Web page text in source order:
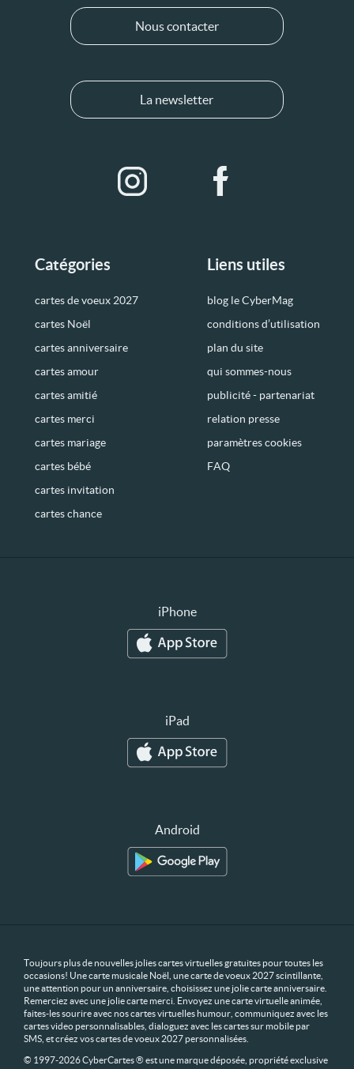
Catégories
cartes de voeux 2027
cartes Noël
cartes anniversaire
cartes amour
cartes amitié
cartes merci
cartes mariage
cartes bébé
cartes invitation
cartes chance
Liens utiles
blog le CyberMag
conditions d’utilisation
plan du site
qui sommes-nous
publicité - partenariat
relation presse
paramètres cookies
FAQ
Nous contacter
La newsletter
iPhone
iPad
Android
Toujours plus de nouvelles jolies cartes virtuelles gratuites pour toutes les
occasions! Une carte musicale Noël, une carte de voeux 2027 scintillante,
une attention pour un anniversaire, choisissez une jolie carte anniversaire.
Remerciez avec une jolie carte merci. Envoyez une carte virtuelle animée,
faites-les sourire avec nos cartes virtuelles humour, communiquez avec les
cartes video personnalisables, dialoguez avec les cartes sur mobile par
SMS, et créez vos cartes de voeux 2027 personnalisées.
© 1997-2026 CyberCartes ® est une marque déposée, propriété exclusive